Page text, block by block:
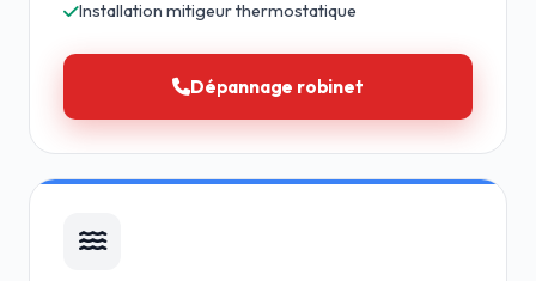
Installation mitigeur thermostatique
Dépannage robinet